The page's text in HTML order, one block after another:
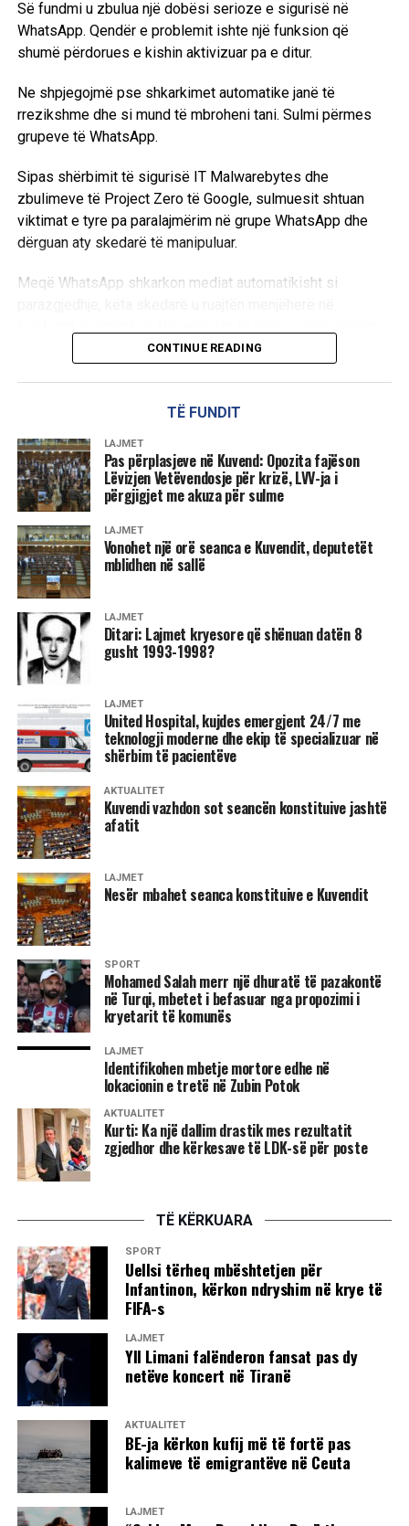
qëllime ushtarake, duke e konsideruar këtë një problem
serioz.
përdorimin e inteligjencës artificiale në operacionet
ushtarake dhe kontrollin e saj nga qeveritë dhe kompanitë
private. /BBC/
Së fundmi u zbulua një dobësi serioze e sigurisë në
WhatsApp. Qendër e problemit ishte një funksion që
shumë përdorues e kishin aktivizuar pa e ditur.
Ne shpjegojmë pse shkarkimet automatike janë të
rrezikshme dhe si mund të mbroheni tani. Sulmi përmes
grupeve të WhatsApp.
Sipas shërbimit të sigurisë IT Malwarebytes dhe
zbulimeve të Project Zero të Google, sulmuesit shtuan
viktimat e tyre pa paralajmërim në grupe WhatsApp dhe
dërguan aty skedarë të manipuluar.
Meqë WhatsApp shkarkon mediat automatikisht si
Android, raporton gazeta gjermane Bild
paralajmërim. Kështu, malware ishte tashmë në telefon, pa
sulmuesit ishte numri i telefonit i viktimës.
Skedari duhej të hapej për të shkaktuar dëmin, por sipas
ekspertëve, sulmuesit përdorën edhe truke psikologjike –
si thirrje ose mesazhe që të bindnin përdoruesin ta hapte
skedarin.
Update-i nuk mjafton gjithmonë Kompania Meta publikoi
një përditësim për të mbyllur dobësinë. Google e vlerësoi
fillimisht këtë patch si të paplotë. Tani ekziston një fix i
plotë.
Megjithatë, ekspertët këshillojnë që të mos mbështeteni
vetëm te përditësimet, por të merrni vetë masa mbrojtëse.
Këto masa duhet të merrni tani: Çaktivizoni shkarkimet
automatike Hapni WhatsApp Shkoni te “Cilësimet” Zgjidhni
“Ruajtja dhe të dhënat” Tek “Shkarkimi automatik i
mediave” hiqni të gjitha shenjat tek të gjitha llojet e
skedarëve Në iOS: tek të gjitha mediat vendosni “Kurrë”
Shënim: Fotot dhe videot nuk do ruhen më automatikisht
edhe në biseda individuale.
Parandaloni ruajtjen në galeri Hapni cilësimet e WhatsApp
Shkoni te “Bisedat” Çaktivizoni “Shfaqjen e mediave” Në
iOS: çaktivizoni “Ruaj në Foto” Shënim: Mediat do të
shkarkohen ende, por nuk do ruhen ose shpërndahen
automatikisht. Kufizoni ftesat për grupe Në cilësime
shkoni te “Privatësia” Zgjidhni “Grupet” Në vend të “Të
gjithë”, vendosni “Kontakte të mia” ose “Kontakte të mia
përveç …” Përjashtoni kontaktet e panjohura ose të
CONTINUE READING
TË FUNDIT
LAJMET
Pas përplasjeve në Kuvend: Opozita fajëson
Lëvizjen Vetëvendosje për krizë, LVV-ja i
përgjigjet me akuza për sulme
LAJMET
Vonohet një orë seanca e Kuvendit, deputetët
mblidhen në sallë
LAJMET
Ditari: Lajmet kryesore që shënuan datën 8
gusht 1993-1998?
LAJMET
United Hospital, kujdes emergjent 24/7 me
teknologji moderne dhe ekip të specializuar në
shërbim të pacientëve
AKTUALITET
Kuvendi vazhdon sot seancën konstituive jashtë
afatit
LAJMET
Nesër mbahet seanca konstituive e Kuvendit
SPORT
Mohamed Salah merr një dhuratë të pazakontë
në Turqi, mbetet i befasuar nga propozimi i
kryetarit të komunës
LAJMET
Identifikohen mbetje mortore edhe në
lokacionin e tretë në Zubin Potok
AKTUALITET
Kurti: Ka një dallim drastik mes rezultatit
zgjedhor dhe kërkesave të LDK-së për poste
TË KËRKUARA
SPORT
Uellsi tërheq mbështetjen për
Infantinon, kërkon ndryshim në krye të
FIFA-s
LAJMET
Yll Limani falënderon fansat pas dy
netëve koncert në Tiranë
AKTUALITET
BE-ja kërkon kufij më të fortë pas
kalimeve të emigrantëve në Ceuta
LAJMET